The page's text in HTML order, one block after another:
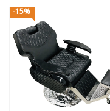
-15%